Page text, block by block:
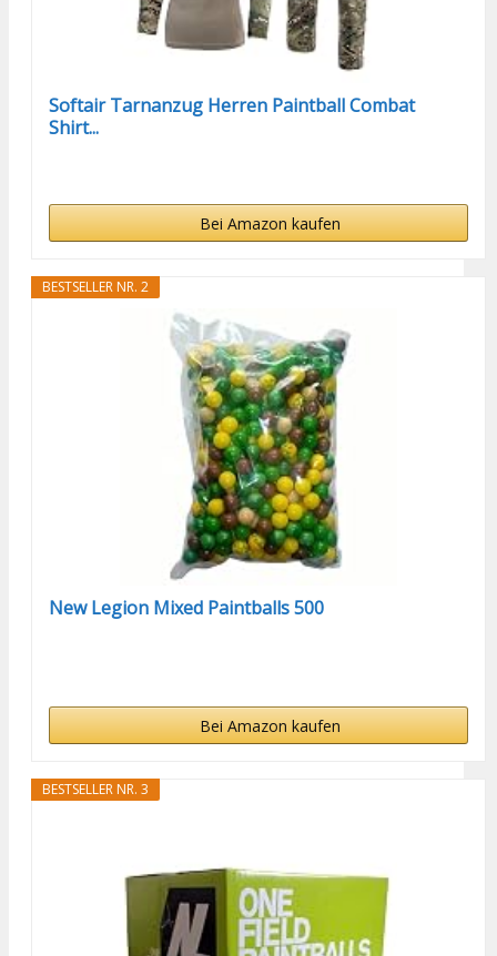
Softair Tarnanzug Herren Paintball Combat
Shirt...
Bei Amazon kaufen
BESTSELLER NR. 2
New Legion Mixed Paintballs 500
Bei Amazon kaufen
BESTSELLER NR. 3